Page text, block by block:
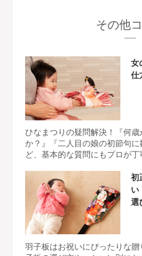
その他
女
仕
ひなまつりの疑問解決！『何
か？』『二人目の娘の初節句
ど、基本的な質問にもプロが
初
い
選
羽子板はお祝いにぴったりな